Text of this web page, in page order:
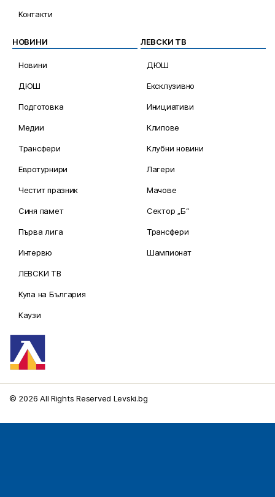
Контакти
НОВИНИ
Новини
ДЮШ
Подготовка
Медии
Трансфери
Евротурнири
Честит празник
Синя памет
Първа лига
Интервю
ЛЕВСКИ ТВ
Купа на България
Каузи
ЛЕВСКИ ТВ
ДЮШ
Ексклузивно
Инициативи
Клипове
Клубни новини
Лагери
Мачове
Сектор „Б“
Трансфери
Шампионат
© 2026 All Rights Reserved Levski.bg